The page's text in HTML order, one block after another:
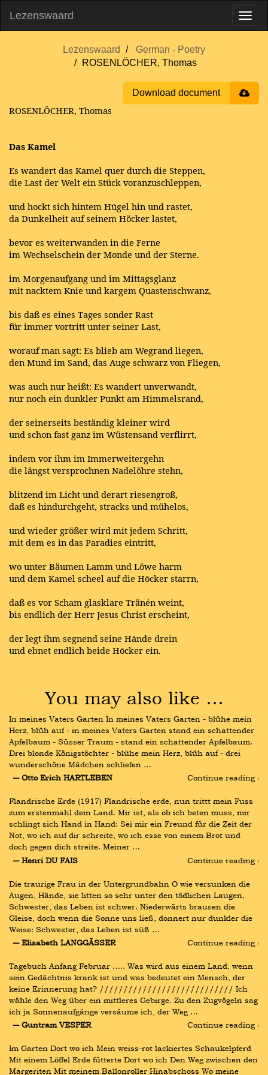
Lezenswaard
Lezenswaard
German - Poetry
ROSENLÖCHER, Thomas
Download document
ROSENLÖCHER, Thomas
Das Kamel
Es wandert das Kamel quer durch die Steppen,
die Last der Welt ein Stück voranzuschleppen,
und hockt sich hintem Hūgel hin und rastet,
da Dunkelheit auf seinem Höcker lastet,
bevor es weiterwanden in die Ferne
im Wechselschein der Monde und der Sterne.
im Morgenaufgang und im Mittagsglanz
mit nacktem Knie und kargem Quastenschwanz,
bis daß es eines Tages sonder Rast
für immer vortritt unter seiner Last,
worauf man sagt: Es blieb am Wegrand liegen,
den Mund im Sand, das Auge schwarz von Fliegen,
was auch nur heißt: Es wandert unverwandt,
nur noch ein dunkler Punkt am Himmelsrand,
der seinerseits beständig kleiner wird
und schon fast ganz im Wüstensand verflirrt,
indem vor ihm im Immerweitergehn
die längst versprochnen Nadelöhre stehn,
blitzend im Licht und derart riesengroß,
daß es hindurchgeht, stracks und mühelos,
und wieder größer wird mit jedem Schritt,
mit dem es in das Paradies eintritt,
wo unter Bäumen Lamm und Löwe harm
und dem Kamel scheel auf die Hōcker starrn,
daß es vor Scham glasklare Tränén weint,
bis endlich der Herr Jesus Christ erscheint,
der legt ihm segnend seine Hānde drein
und ebnet endlich beide Hōcker ein.
You may also like …
In meines Vaters Garten In meines Vaters Garten - blühe mein
Herz, blüh auf - in meines Vaters Garten stand ein schattender
Apfelbaum - Süsser Traum - stand ein schattender Apfelbaum.
Drei blonde Königstöchter - blühe mein Herz, blüh auf - drei
wunderschöne Mädchen schliefen …
― Otto Erich HARTLEBEN
Continue reading ›
Flandrische Erde (1917) Flandrische erde, nun trittt mein Fuss
zum erstenmahl dein Land. Mir ist, als ob ich beten muss, mir
schlingt sich Hand in Hand: Sei mir ein Freund für die Zeit der
Not, wo ich auf dir schreite, wo ich esse von einem Brot und
doch gegen dich streite. Meiner …
― Henri DU FAIS
Continue reading ›
Die traurige Frau in der Untergrundbahn O wie versunken die
Augen, Hände, sie litten so sehr unter den tödlichen Laugen,
Schwester, das Leben ist schwer. Niederwärts brausen die
Gleise, doch wenn die Sonne uns ließ, donnert nur dunkler die
Weise: Schwester, das Leben ist süß …
― Elisabeth LANGGÄSSER
Continue reading ›
Tagebuch Anfang Februar ….. Was wird aus einem Land, wenn
sein Gedächtnis krank ist und was bedeutet ein Mensch, der
keine Erinnerung hat? //////////////////////////// Ich
wähle den Weg über ein mittleres Gebirge. Zu den Zugvögeln sag
ich ja Sonnenaufgänge versäume ich, der Weg …
― Guntram VESPER
Continue reading ›
Im Garten Dort wo ich Mein weiss-rot lackiertes Schaukelpferd
Mit einem Löffel Erde fütterte Dort wo ich Den Weg zwischen den
Margeriten Mit meinem Ballonroller Hinabschoss Wo meine